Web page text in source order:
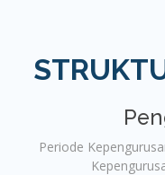
Periode